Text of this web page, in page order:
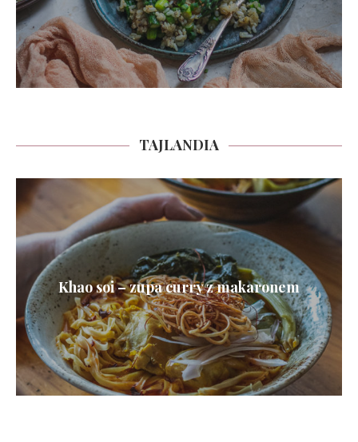
TAJLANDIA
Khao soi – zupa curry z makaronem